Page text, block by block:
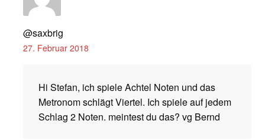
@saxbrig
27. Februar 2018
Hi Stefan, ich spiele Achtel Noten und das
Metronom schlägt Viertel. Ich spiele auf jedem
Schlag 2 Noten. meintest du das? vg Bernd